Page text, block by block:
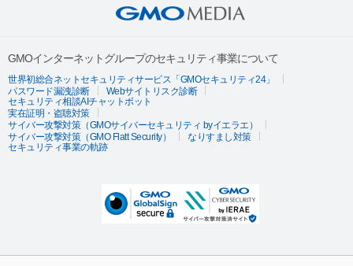
GMOインターネットグループのセキュリティ事業について
世界初総合ネットセキュリティサービス「GMOセキュリティ24」
パスワード漏洩診断
Webサイトリスク診断
セキュリティ相談AIチャットボット
実在証明・盗聴対策
サイバー攻撃対策（GMOサイバーセキュリティ byイエラエ）
サイバー攻撃対策（GMO Flatt Security）
なりすまし対策
セキュリティ事業の軌跡